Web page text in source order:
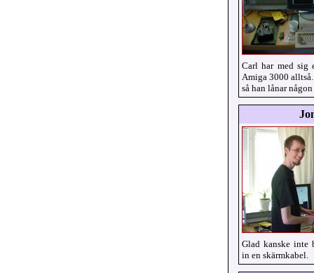
Carl har med sig
Amiga 3000
så han lånar
Glad kanske inte
in en skärmkabel.